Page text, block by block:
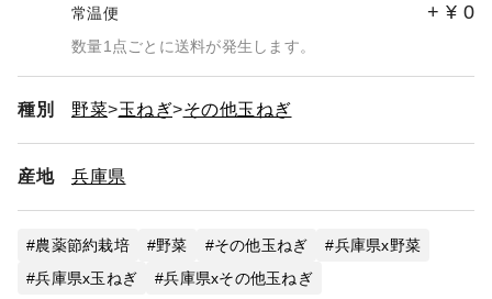
常温便 + ¥ 0
数量1点ごとに送料が発生します。
種別 野菜 玉ねぎ その他玉ねぎ
産地 兵庫県
農薬節約栽培 野菜 その他玉ねぎ
兵庫県x野菜
兵庫県x玉ねぎ
兵庫県xその他玉ねぎ